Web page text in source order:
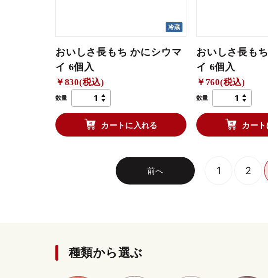
冷蔵
おいしさ長もち かにシウマ
イ 6個入
￥830(税込)
数量
カートに入れる
おいしさ長も
イ 6個入
￥760(税込)
数量
カー
前へ 1 2
種類から選ぶ